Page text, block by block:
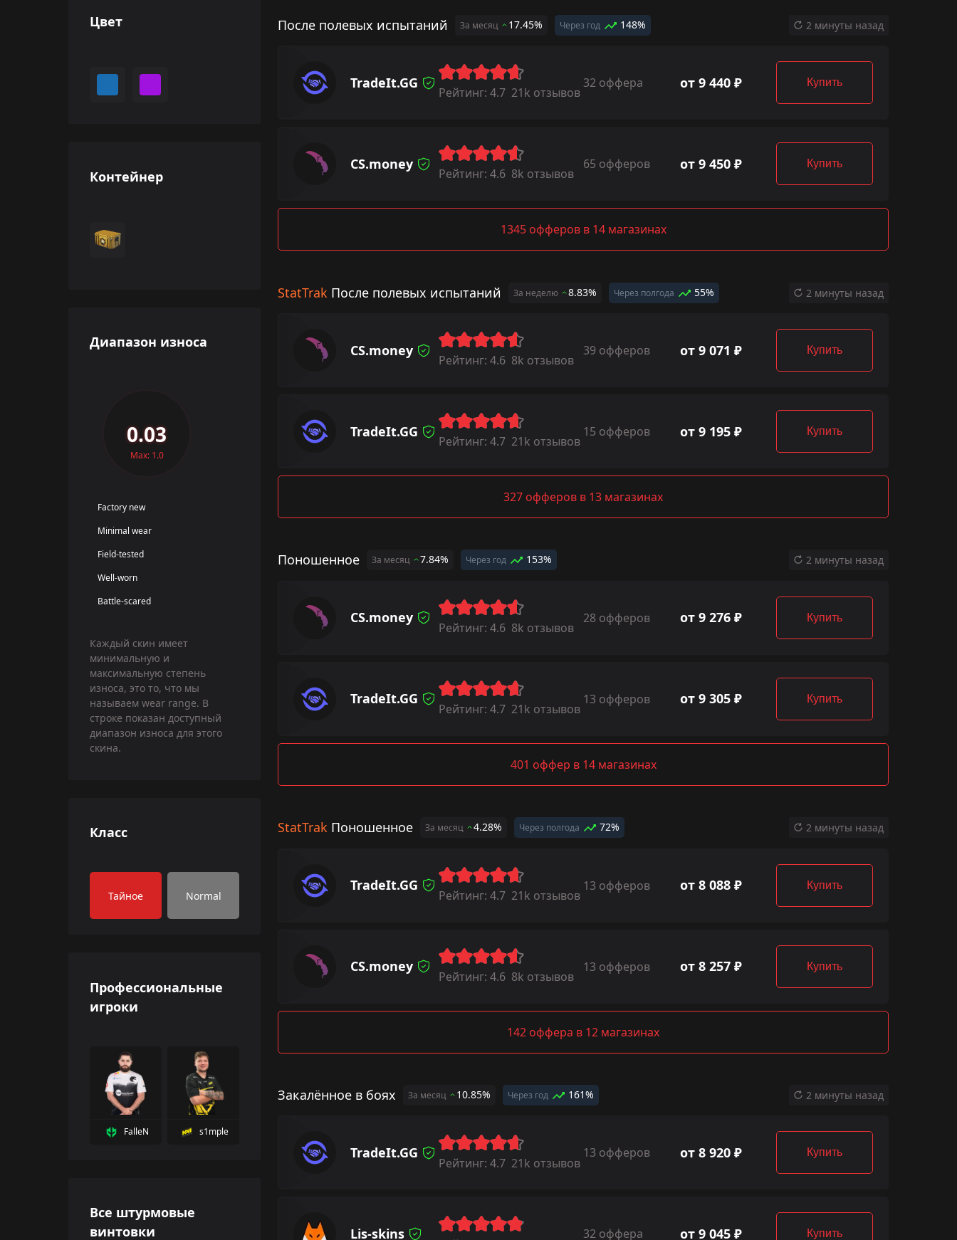
После полевых испытаний За месяц 17.45% Через год 148% 2 минуты назад
TradeIt.GG
Рейтинг: 4.7 21k отзывов
32 оффера от 9 440 ₽ Купить
CS.money
Рейтинг: 4.6 8k отзывов
65 офферов от 9 450 ₽ Купить
1345 офферов в 14 магазинах
StatTrak После полевых испытаний За неделю 8.83% Через полгода 55% 2 минуты назад
CS.money
Рейтинг: 4.6 8k отзывов
39 офферов от 9 071 ₽ Купить
TradeIt.GG
Рейтинг: 4.7 21k отзывов
15 офферов от 9 195 ₽ Купить
327 офферов в 13 магазинах
Поношенное За месяц 7.84% Через год 153% 2 минуты назад
CS.money
Рейтинг: 4.6 8k отзывов
28 офферов от 9 276 ₽ Купить
TradeIt.GG
Рейтинг: 4.7 21k отзывов
13 офферов от 9 305 ₽ Купить
401 оффер в 14 магазинах
StatTrak Поношенное За месяц 4.28% Через полгода 72% 2 минуты назад
TradeIt.GG
Рейтинг: 4.7 21k отзывов
13 офферов от 8 088 ₽ Купить
CS.money
Рейтинг: 4.6 8k отзывов
13 офферов от 8 257 ₽ Купить
142 оффера в 12 магазинах
Закалённое в боях За месяц 10.85% Через год 161% 2 минуты назад
TradeIt.GG
Рейтинг: 4.7 21k отзывов
13 офферов от 8 920 ₽ Купить
Lis-skins 32 оффера от 9 045 ₽ Купить
Цвет
Контейнер
Диапазон износа
0.03
Max: 1.0
Factory new
Minimal wear
Field-tested
Well-worn
Battle-scared
Каждый скин имеет
минимальную и
максимальную степень
износа, это то, что мы
называем wear range. В
строке показан доступный
диапазон износа для этого
скина.
Класс
Тайное Normal
Профессиональные
игроки
FalleN s1mple
Все штурмовые
винтовки